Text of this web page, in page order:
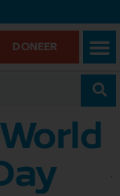
DONEER